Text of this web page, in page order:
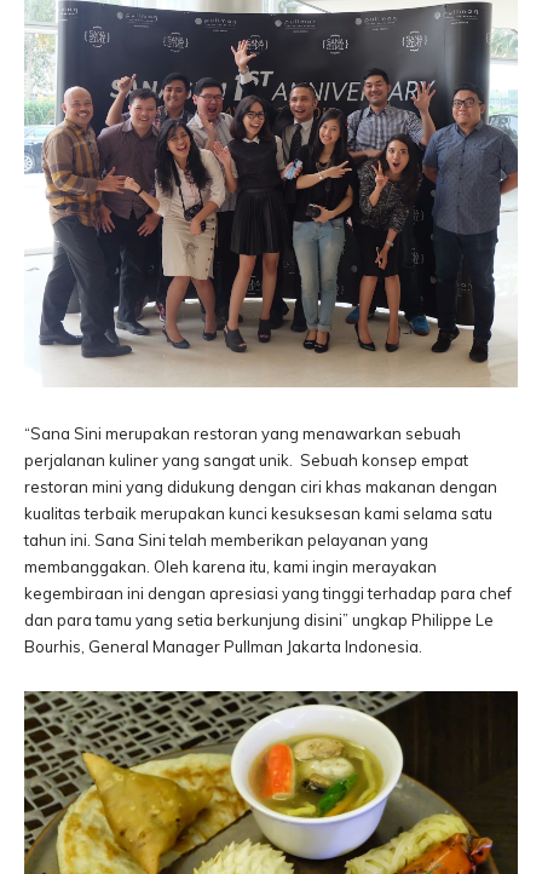
“Sana Sini merupakan restoran yang menawarkan sebuah
perjalanan kuliner yang sangat unik. Sebuah konsep empat
restoran mini yang didukung dengan ciri khas makanan dengan
kualitas terbaik merupakan kunci kesuksesan kami selama satu
tahun ini. Sana Sini telah memberikan pelayanan yang
membanggakan. Oleh karena itu, kami ingin merayakan
kegembiraan ini dengan apresiasi yang tinggi terhadap para chef
dan para tamu yang setia berkunjung disini” ungkap Philippe Le
Bourhis, General Manager Pullman Jakarta Indonesia.